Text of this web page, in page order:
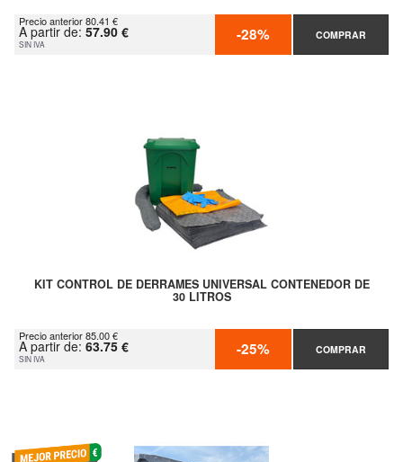
Precio anterior 80.41 €
A partir de: 57.90 €
SIN IVA -28% COMPRAR
KIT CONTROL DE DERRAMES UNIVERSAL CONTENEDOR DE
30 LITROS
Precio anterior 85.00 €
A partir de: 63.75 €
SIN IVA -25% COMPRAR